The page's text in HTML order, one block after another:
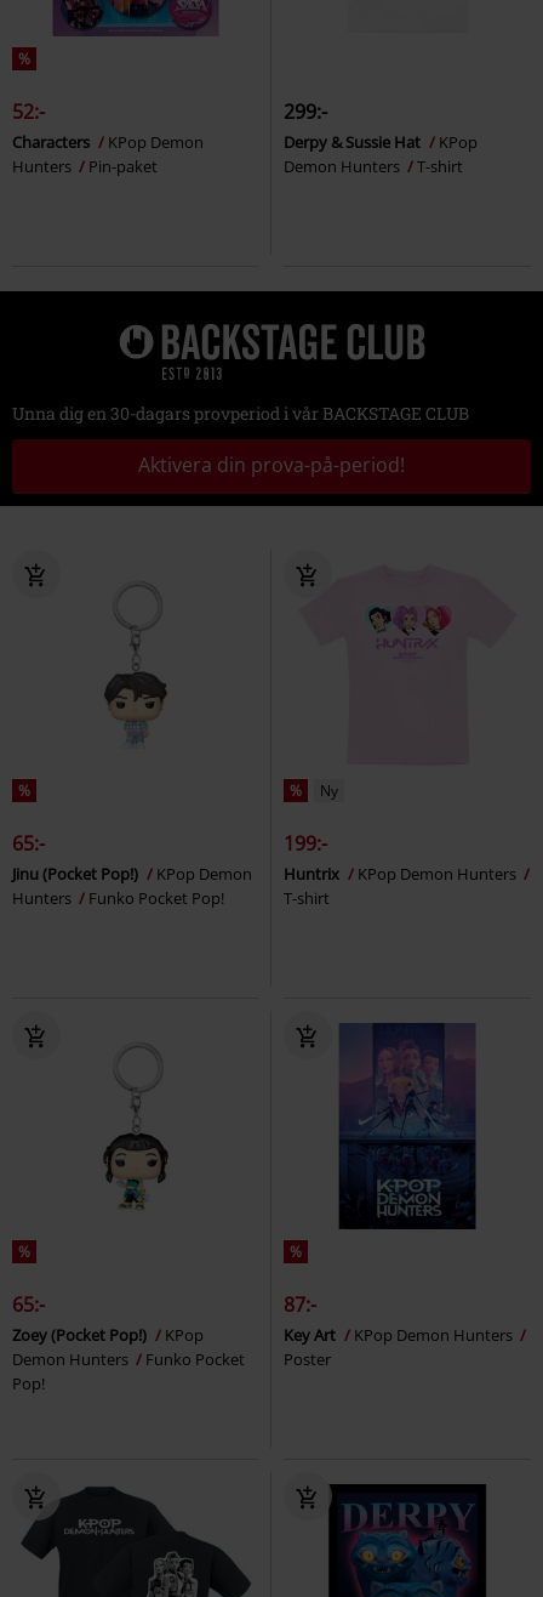
%
52:-
Characters
KPop Demon
Hunters
Pin-paket
299:-
Derpy & Sussie Hat
KPop
Demon Hunters
T-shirt
Unna dig en 30-dagars provperiod i vår BACKSTAGE CLUB
Aktivera din prova-på-period!
%
65:-
Jinu (Pocket Pop!)
KPop Demon
Hunters
Funko Pocket Pop!
% Ny
199:-
Huntrix
KPop Demon Hunters
T-shirt
%
65:-
Zoey (Pocket Pop!)
KPop
Demon Hunters
Funko Pocket
Pop!
%
87:-
Key Art
KPop Demon Hunters
Poster